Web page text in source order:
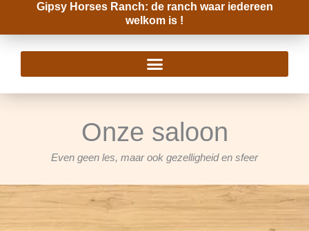
Gipsy Horses Ranch: de ranch waar iedereen
welkom is !
Onze saloon
Even geen les, maar ook gezelligheid en sfeer